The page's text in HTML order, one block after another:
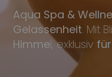
Aqua Spa &
Gelassenheit. Mit
Himmel, exklusiv